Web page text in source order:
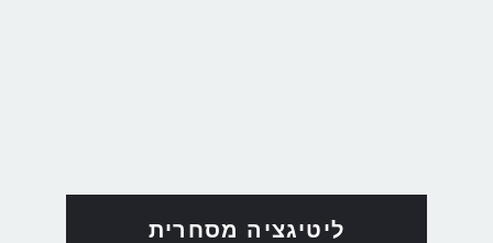
ליטיגציה מסחרית